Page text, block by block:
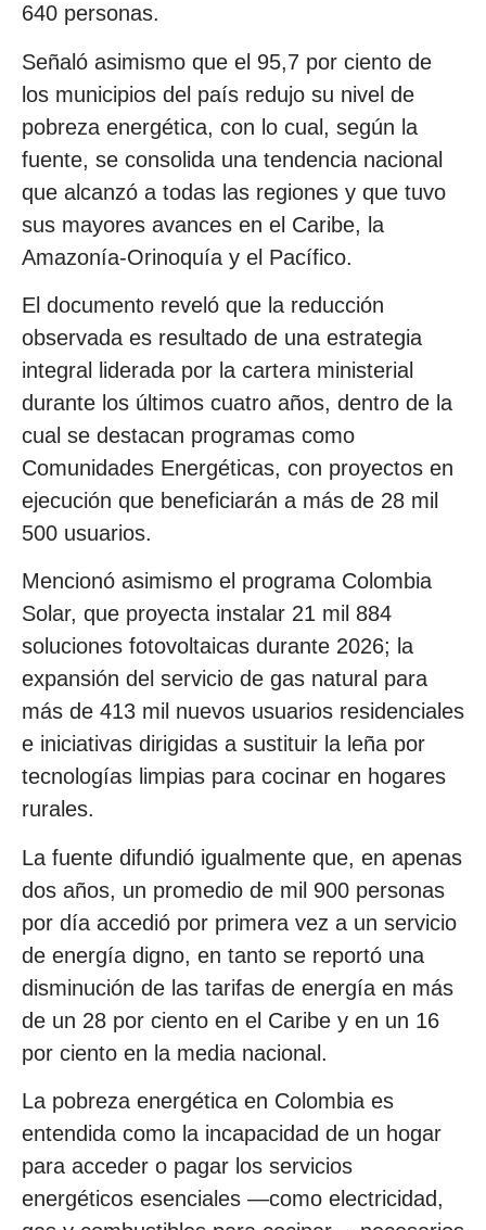
640 personas.
Señaló asimismo que el 95,7 por ciento de
los municipios del país redujo su nivel de
pobreza energética, con lo cual, según la
fuente, se consolida una tendencia nacional
que alcanzó a todas las regiones y que tuvo
sus mayores avances en el Caribe, la
Amazonía-Orinoquía y el Pacífico.
El documento reveló que la reducción
observada es resultado de una estrategia
integral liderada por la cartera ministerial
durante los últimos cuatro años, dentro de la
cual se destacan programas como
Comunidades Energéticas, con proyectos en
ejecución que beneficiarán a más de 28 mil
500 usuarios.
Mencionó asimismo el programa Colombia
Solar, que proyecta instalar 21 mil 884
soluciones fotovoltaicas durante 2026; la
expansión del servicio de gas natural para
más de 413 mil nuevos usuarios residenciales
e iniciativas dirigidas a sustituir la leña por
tecnologías limpias para cocinar en hogares
rurales.
La fuente difundió igualmente que, en apenas
dos años, un promedio de mil 900 personas
por día accedió por primera vez a un servicio
de energía digno, en tanto se reportó una
disminución de las tarifas de energía en más
de un 28 por ciento en el Caribe y en un 16
por ciento en la media nacional.
La pobreza energética en Colombia es
entendida como la incapacidad de un hogar
para acceder o pagar los servicios
energéticos esenciales —como electricidad,